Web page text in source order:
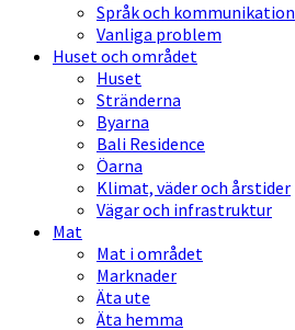
Språk och kommunikation
Vanliga problem
Huset och området
Huset
Stränderna
Byarna
Bali Residence
Öarna
Klimat, väder och årstider
Vägar och infrastruktur
Mat
Mat i området
Marknader
Äta ute
Äta hemma